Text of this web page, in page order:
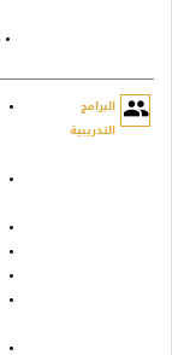
people
البرامج
التدريبية